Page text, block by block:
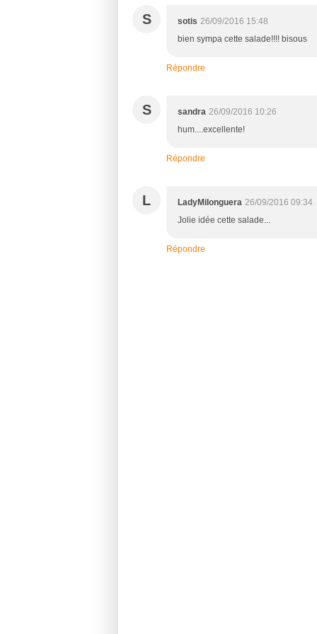
S sotis 26/09/2016 15:48
bien sympa cette salade!!!! bisous
Répondre
S sandra 26/09/2016 10:26
hum....excellente!
Répondre
L LadyMilonguera 26/09/2016 09:34
Jolie idée cette salade...
Répondre